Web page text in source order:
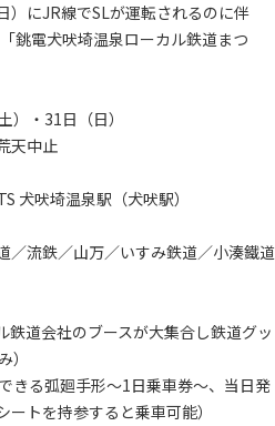
）にJR線でSLが運転されるのに伴
銚電犬吠埼温泉ローカル鉄道まつ
・31日（日）
天中止
吠埼温泉駅（犬吠駅）
流鉄／山万／いすみ鉄道／小湊鐵道
鉄道会社のブースが大集合し鉄道グッ
きる弧廻手形～1日乗車券～、当日発
トを持参すると乗車可能）